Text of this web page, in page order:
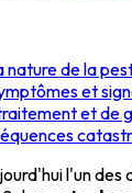
nature de la
et
et de
l'un des